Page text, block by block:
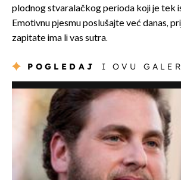
plodnog stvaralačkog perioda koji je tek
Emotivnu pjesmu poslušajte već danas,
zapitate ima li vas sutra.
POGLEDAJ I OVU